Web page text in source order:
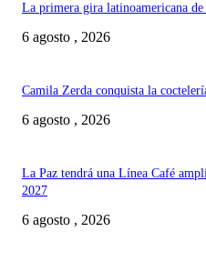
La primera gira latinoamericana
6 agosto , 2026
Camila Zerda conquista la
6 agosto , 2026
La Paz tendrá una Línea Café
2027
6 agosto , 2026